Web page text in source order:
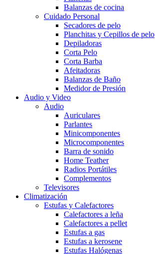
Balanzas de cocina
Cuidado Personal
Secadores de pelo
Planchitas y Cepillos de pelo
Depiladoras
Corta Pelo
Corta Barba
Afeitadoras
Balanzas de Baño
Medidor de Presión
Audio y Video
Audio
Auriculares
Parlantes
Minicomponentes
Microcomponentes
Barra de sonido
Home Teather
Radios Portátiles
Complementos
Televisores
Climatización
Estufas y Calefactores
Calefactores a leña
Calefactores a pellet
Estufas a gas
Estufas a kerosene
Estufas Halógenas